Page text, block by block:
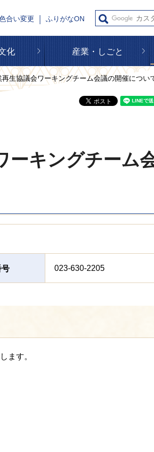
合い変更 ふりがなON
化 産業・しごと
生協議会ワーキングチーム会議の開催につい
ーキングチーム
号 023-630-2205
ます。